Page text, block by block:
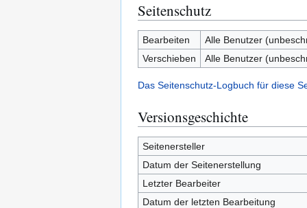
Seitenschutz
Bearbeiten
Alle Benutzer
Verschieben
Alle Benutzer
Das Seitenschutz-Logbuch für diese
Versionsgeschichte
Seitenersteller
Datum der Seitenerstellung
Letzter Bearbeiter
Datum der letzten Bearbeitung